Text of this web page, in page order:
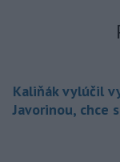
Kaliňák vylúčil
Javorinou, chce